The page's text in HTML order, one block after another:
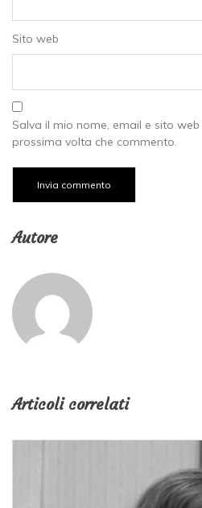
Sito web
Salva il mio nome, email e sito
prossima volta che commento.
Autore
Articoli correlati